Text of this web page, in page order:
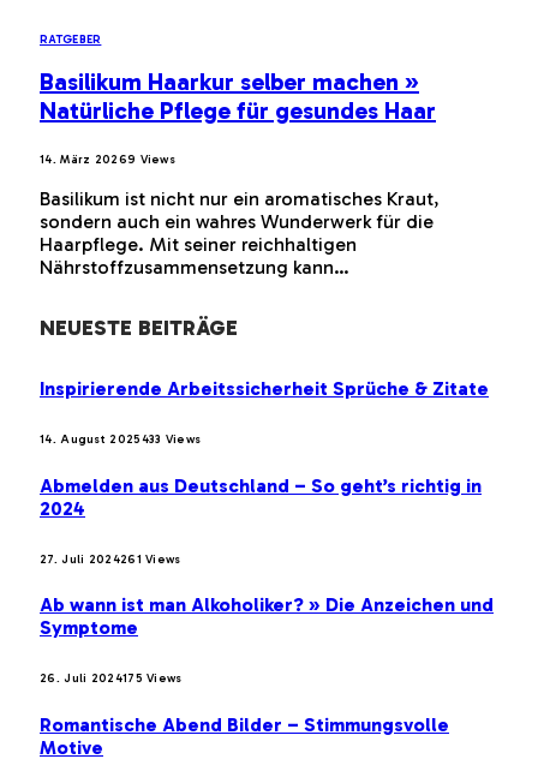
RATGEBER
Basilikum Haarkur selber machen »
Natürliche Pflege für gesundes Haar
14. März 20269 Views
Basilikum ist nicht nur ein aromatisches Kraut,
sondern auch ein wahres Wunderwerk für die
Haarpflege. Mit seiner reichhaltigen
Nährstoffzusammensetzung kann…
NEUESTE BEITRÄGE
Inspirierende Arbeitssicherheit Sprüche & Zitate
14. August 2025433 Views
Abmelden aus Deutschland – So geht’s richtig in
2024
27. Juli 2024261Views
Ab wann ist man Alkoholiker? » Die Anzeichen und
Symptome
26. Juli 2024175Views
Romantische Abend Bilder – Stimmungsvolle
Motive